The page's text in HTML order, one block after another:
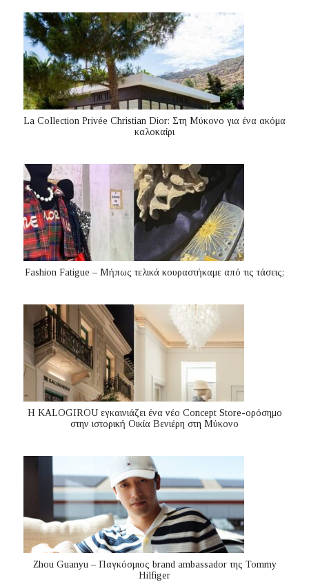
La Collection Privée Christian Dior: Στη Μύκονο για ένα ακόμα
καλοκαίρι
Fashion Fatigue – Μήπως τελικά κουραστήκαμε από τις τάσεις;
Η KALOGIROU εγκαινιάζει ένα νέο Concept Store-ορόσημο
στην ιστορική Οικία Βενιέρη στη Μύκονο
Zhou Guanyu – Παγκόσμιος brand ambassador της Tommy
Hilfiger